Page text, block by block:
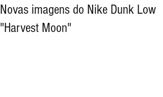
Novas imagens do Nike Dunk Low
"Harvest Moon"